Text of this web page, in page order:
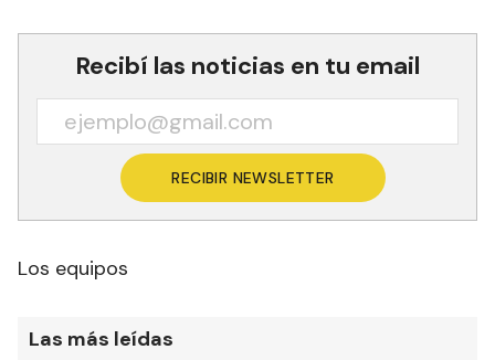
Recibí las noticias en tu email
RECIBIR NEWSLETTER
Los equipos
Las más leídas